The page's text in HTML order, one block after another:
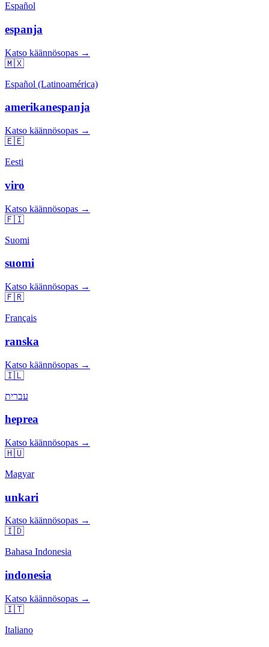
Español
espanja
Katso käännösopas →
🇲🇽
Español (Latinoamérica)
amerikanespanja
Katso käännösopas →
🇪🇪
Eesti
viro
Katso käännösopas →
🇫🇮
Suomi
suomi
Katso käännösopas →
🇫🇷
Français
ranska
Katso käännösopas →
🇮🇱
עברית
heprea
Katso käännösopas →
🇭🇺
Magyar
unkari
Katso käännösopas →
🇮🇩
Bahasa Indonesia
indonesia
Katso käännösopas →
🇮🇹
Italiano